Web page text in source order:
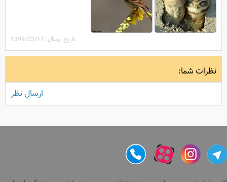
تاریخ ارسال: 1399/03/17
نظرات شما:
ارسال نظر